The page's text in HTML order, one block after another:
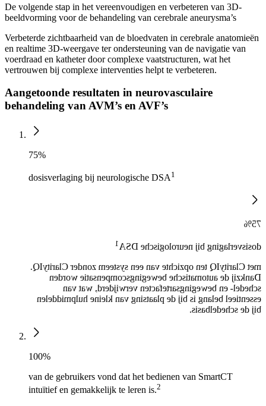
De volgende stap in het vereenvoudigen en verbeteren van 3D-
beeldvorming voor de behandeling van cerebrale aneurysma’s
Verbeterde zichtbaarheid van de bloedvaten in cerebrale anatomieën
en realtime 3D-weergave ter ondersteuning van de navigatie van
voerdraad en katheter door complexe vaatstructuren, wat het
vertrouwen bij complexe interventies helpt te verbeteren.
Aangetoonde resultaten in neurovasculaire
behandeling van AVM’s en AVF’s
75%
dosisverlaging bij neurologische DSA1
75%
dosisverlaging bij neurologische DSA
1
met ClarityIQ ten opzichte van een systeem zonder ClarityIQ.
Dankzij de automatische bewegingscompensatie worden
schedel- en bewegingsartefacten verwijderd, wat van
essentieel belang is bij de plaatsing van kleine hulpmiddelen
bij de schedelbasis.
100%
van de gebruikers vond dat het bedienen van SmartCT
intuïtief en gemakkelijk te leren is.2